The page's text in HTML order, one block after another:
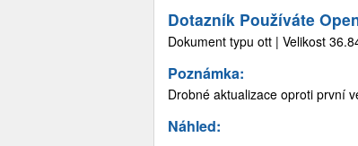
Dotazník Používáte
Dokument typu ott | Velikost
Poznámka:
Drobné aktualizace oproti první
Náhled: